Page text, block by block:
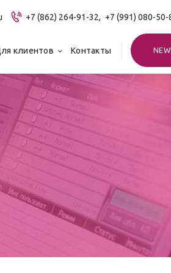
+7 (862) 264-91-32, +7 (991) 080-50-
клиентов Контакты